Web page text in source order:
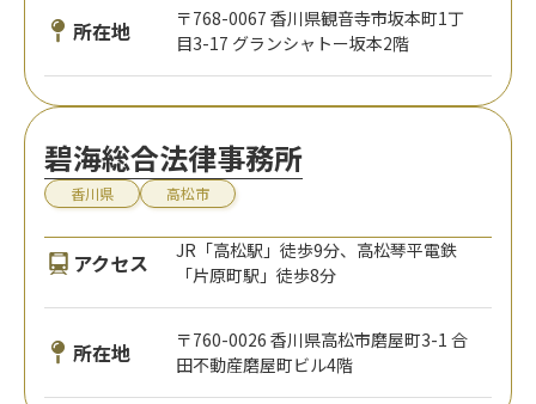
所在地
〒768-0067 香川県観音寺市坂本町1丁
目3-17 グランシャトー坂本2階
碧海総合法律事務所
香川県 高松市
アクセス
JR「高松駅」徒歩9分、高松琴平電鉄
「片原町駅」徒歩8分
所在地
〒760-0026 香川県高松市磨屋町3-1 合
田不動産磨屋町ビル4階